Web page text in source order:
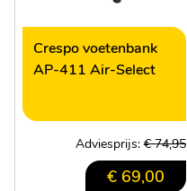
Crespo voetenbank
AP-411 Air-Select
Adviesprijs: € 74,95
€ 69,00